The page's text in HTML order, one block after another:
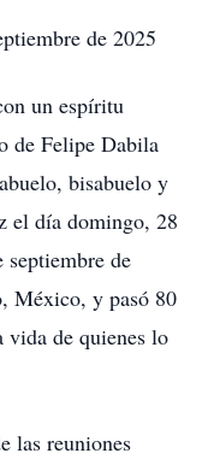
de 2025
un espíritu
de Felipe Dabila
bisabuelo y
el día domingo, 28
de
México, y pasó 80
vida de quienes lo
las reuniones